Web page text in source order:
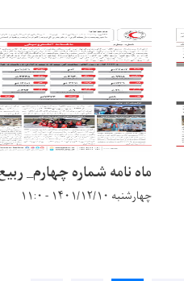
ماه نامه شماره چهارم_
چهارشنبه ۱۴۰۱/۱۲/۱۰ - ۱۱:۰